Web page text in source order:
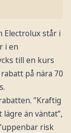
Electrolux står i
i en
till en kurs
på nära 70
”Kraftig
lägre än väntat”,
risk